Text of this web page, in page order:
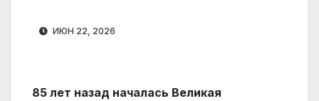
ИЮН 22, 2026
85 лет назад началась Великая